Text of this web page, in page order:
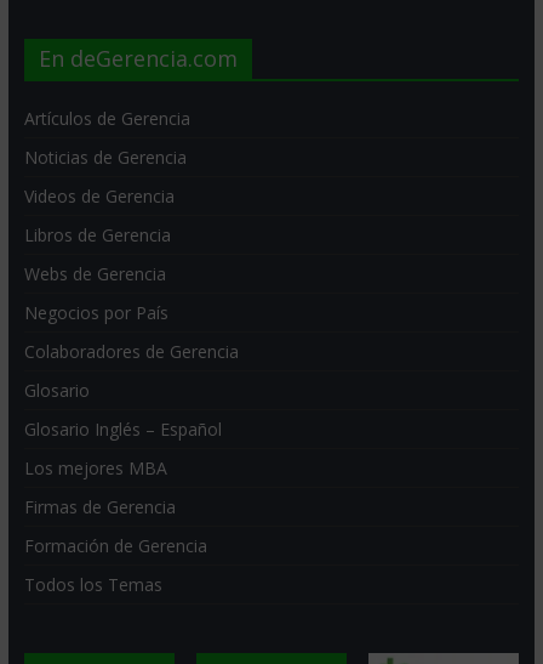
En deGerencia.com
Artículos de Gerencia
Noticias de Gerencia
Videos de Gerencia
Libros de Gerencia
Webs de Gerencia
Negocios por País
Colaboradores de Gerencia
Glosario
Glosario Inglés – Español
Los mejores MBA
Firmas de Gerencia
Formación de Gerencia
Todos los Temas